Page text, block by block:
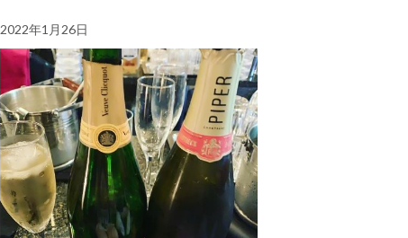
2022年1月26日